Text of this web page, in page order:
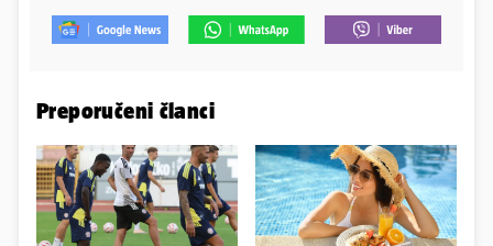
Preporučeni članci